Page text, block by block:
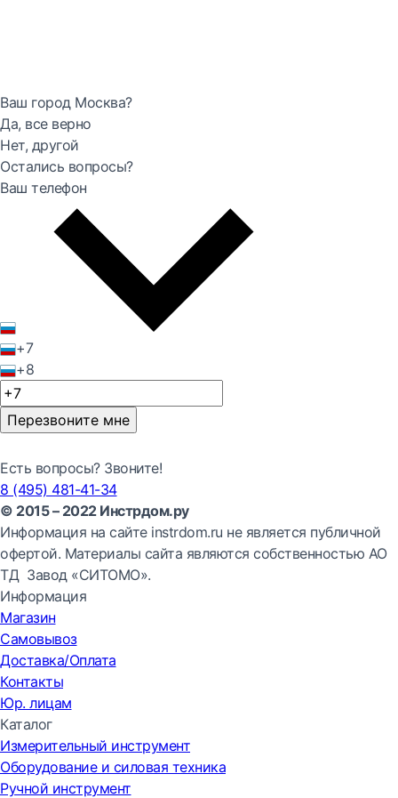
Ваш город Москва?
Да, все верно
Нет, другой
Остались вопросы?
Ваш телефон
+7
+8
Перезвоните мне
Есть вопросы? Звоните!
8 (495) 481-41-34
© 2015 – 2022 Инстрдом.ру
Информация на сайте instrdom.ru не является публичной
офертой. Материалы сайта являются собственностью АО
ТД Завод «СИТОМО».
Информация
Магазин
Самовывоз
Доставка/Оплата
Контакты
Юр. лицам
Каталог
Измерительный инструмент
Оборудование и силовая техника
Ручной инструмент